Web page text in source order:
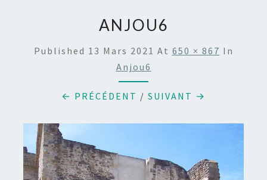
ANJOU6
Published 13 Mars 2021 At 650 × 867 In
Anjou6
← PRÉCÉDENT / SUIVANT →